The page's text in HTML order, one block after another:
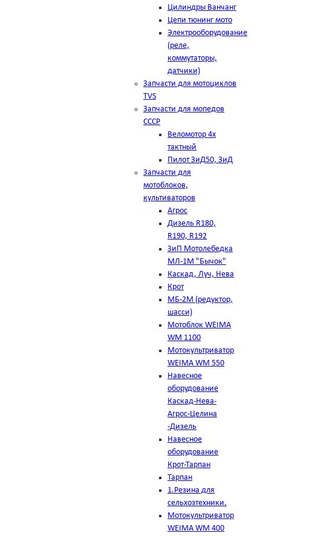
Цилиндры Ванчанг
Цепи тюнинг мото
Электрооборудование
(реле,
коммутаторы,
датчики)
Запчасти для мотоциклов
TVS
Запчасти для мопедов
СССР
Веломотор 4х
тактный
Пилот ЗиД50, ЗиД
Запчасти для
мотоблоков,
культиваторов
Агрос
Дизель R180,
R190, R192
ЗиП Мотолебедка
МЛ-1М "Бычок"
Каскад, Луч, Нева
Крот
МБ-2М (редуктор,
шасси)
Мотоблок WEIMA
WM 1100
Мотокультриватор
WEIMA WM 550
Навесное
оборудование
Каскад-Нева-
Агрос-Целина
-Дизель
Навесное
оборудование
Крот-Тарпан
Тарпан
1.Резина для
сельхозтехники.
Мотокультриватор
WEIMA WM 400